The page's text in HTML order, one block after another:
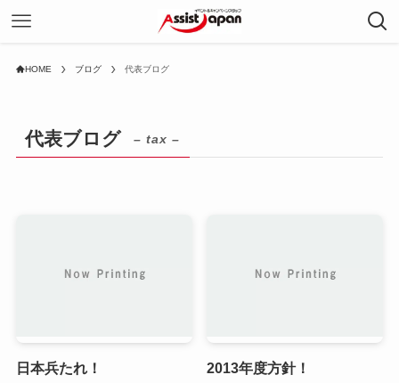
HOME ブログ 代表ブログ
代表ブログ – tax –
日本兵たれ！ 2013年度方針！